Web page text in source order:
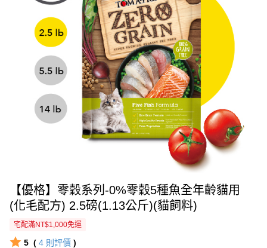
【優格】零穀系列-0%零穀5種魚全年齡貓用
(化毛配方) 2.5磅(1.13公斤)(貓飼料)
宅配滿NT$1,000免運
5 ( 4 則評價 )